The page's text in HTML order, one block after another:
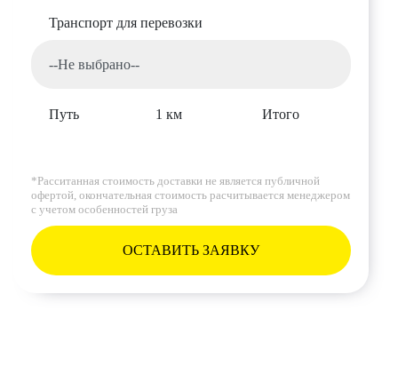
Транспорт для перевозки
Путь 1 км Итого
*Расситанная стоимость доставки не является публичной
офертой, окончательная стоимость расчитывается менеджером
с учетом особенностей груза
ОСТАВИТЬ ЗАЯВКУ